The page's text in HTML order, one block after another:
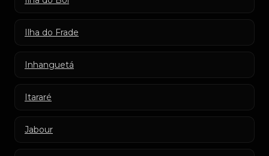
Ilha do Frade
Inhanguetá
Itararé
Jabour